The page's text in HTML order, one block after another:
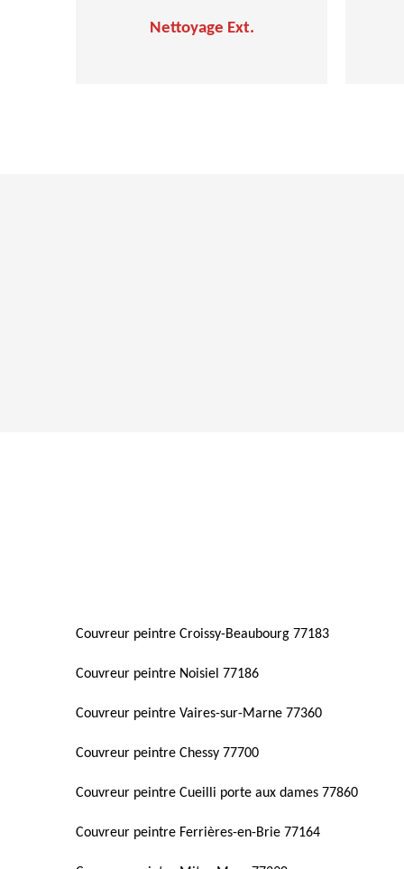
Nettoyage Ext.
Couvreur peintre Croissy-Beaubourg 77183
Couvreur peintre Noisiel 77186
Couvreur peintre Vaires-sur-Marne 77360
Couvreur peintre Chessy 77700
Couvreur peintre Cueilli porte aux dames 77860
Couvreur peintre Ferrières-en-Brie 77164